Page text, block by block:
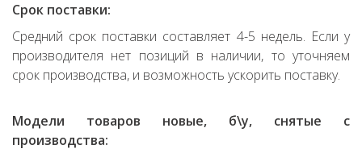
Срок поставки:
Средний срок поставки составляет 4-5 недель. Если у
производителя нет позиций в наличии, то уточняем
срок производства, и возможность ускорить поставку.
Модели товаров новые, б\у, снятые с
производства: